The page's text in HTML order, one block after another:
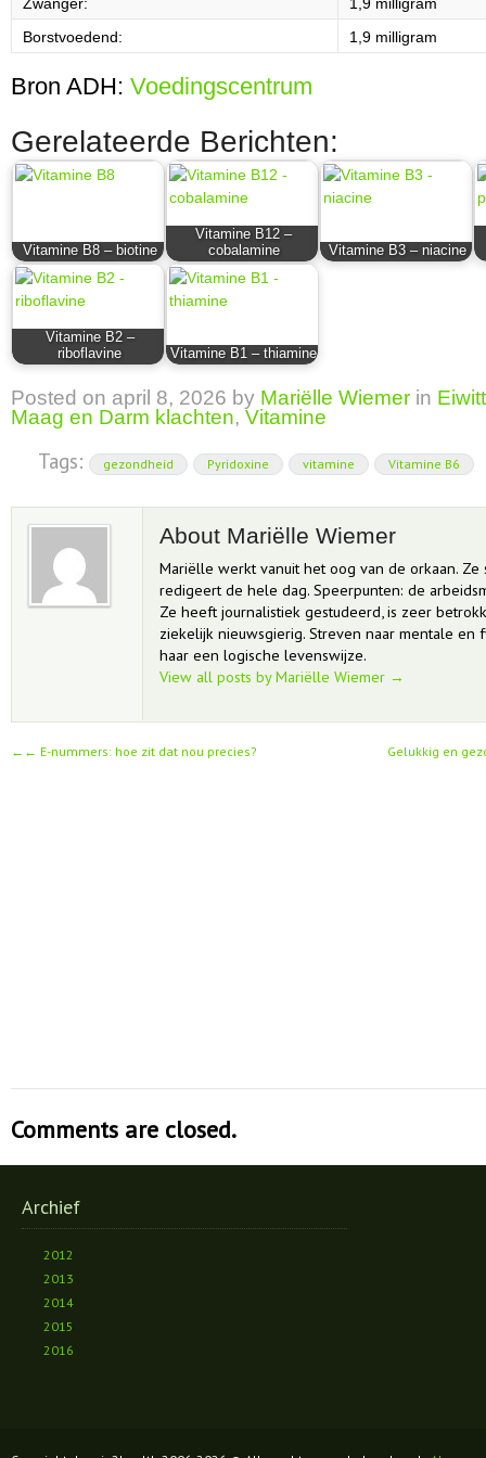
Zwanger:
1,9 milligram
Borstvoedend:
1,9 milligram
Bron ADH: Voedingscentrum
Gerelateerde Berichten:
Vitamine B8 – biotine
Vitamine B12 –
cobalamine
Vitamine B3 – niacine
Vitamine B2 –
riboflavine
Vitamine B1 – thiamine
Posted on april 8, 2026 by Mariëlle Wiemer in
Maag en Darm klachten, Vitamine
Tags: gezondheid Pyridoxine vitamine Vitamine B6
About Mariëlle Wiemer
Mariëlle werkt vanuit het oog van de orkaan.
redigeert de hele dag. Speerpunten: de
Ze heeft journalistiek gestudeerd, is zeer
ziekelijk nieuwsgierig. Streven naar mentale en
haar een logische levenswijze.
View all posts by Mariëlle Wiemer →
← E-nummers: hoe zit dat nou precies? Gelukkig en
Comments are closed.
Archief
2012
2013
2014
2015
2016